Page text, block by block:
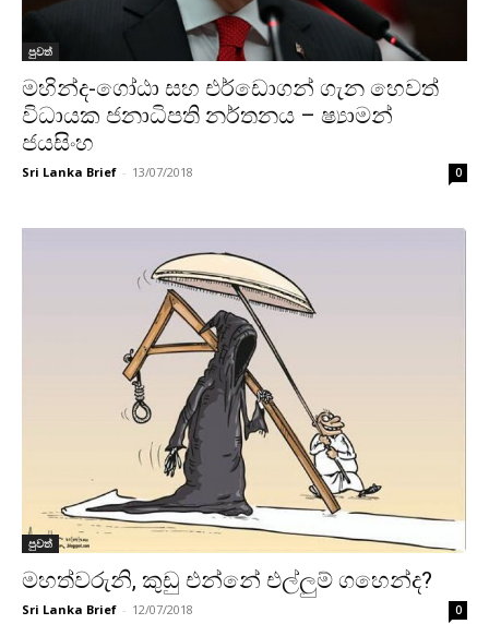
පුවත්
මහින්ද-ගෝඨා සහ එර්ඩොගන් ගැන හෙවත්
විධායක ජනාධිපති නර්තනය – ෂ්‍යාමන්
ජයසිංහ
Sri Lanka Brief - 13/07/2018 0
පුවත්
මහත්වරුනි, කුඩු එන්නේ එල්ලුම් ගහෙන්ද?
Sri Lanka Brief - 12/07/2018 0